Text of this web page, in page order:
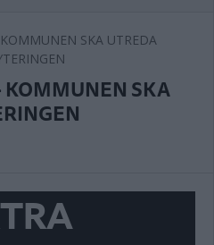
KOMMUNEN SKA